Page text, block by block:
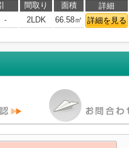
間取り 面積 詳細
- 2LDK 66.58㎡ 詳細を見る